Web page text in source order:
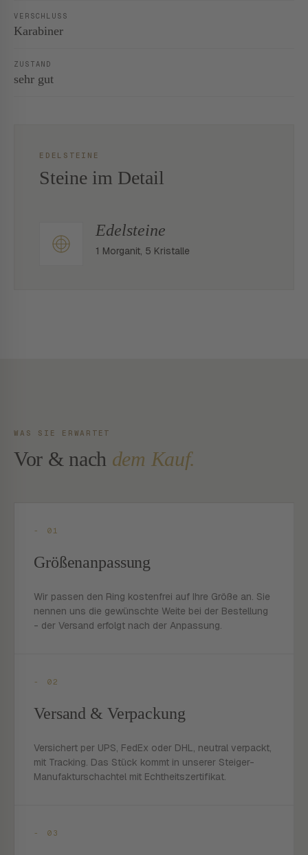
VERSCHLUSS
Karabiner
ZUSTAND
sehr gut
EDELSTEINE
Steine im Detail
Edelsteine
1 Morganit, 5 Kristalle
WAS SIE ERWARTET
Vor & nach dem Kauf.
- 01
Größenanpassung
Wir passen den Ring kostenfrei auf Ihre Größe an. Sie
nennen uns die gewünschte Weite bei der Bestellung
- der Versand erfolgt nach der Anpassung.
- 02
Versand & Verpackung
Versichert per UPS, FedEx oder DHL, neutral verpackt,
mit Tracking. Das Stück kommt in unserer Steiger-
Manufakturschachtel mit Echtheitszertifikat.
- 03